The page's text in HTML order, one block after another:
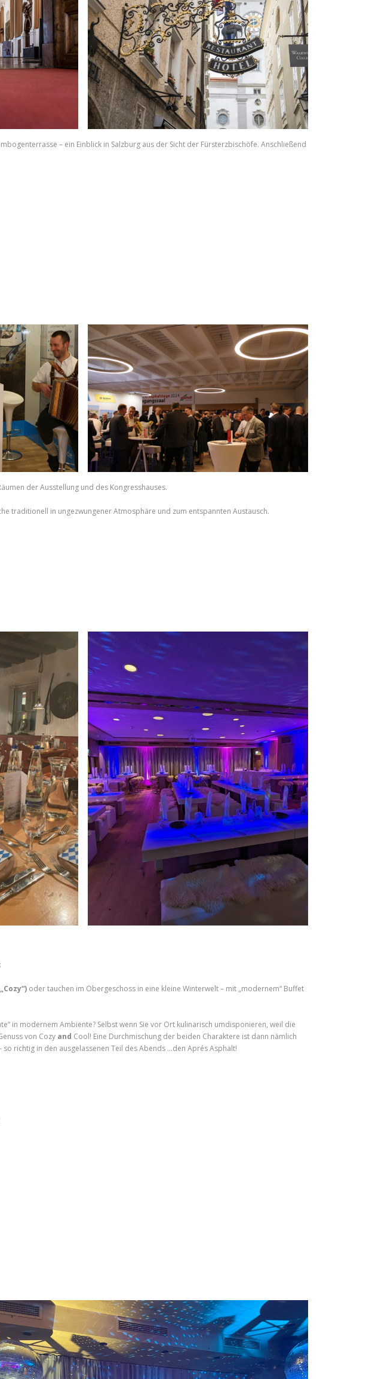
– ein Einblick in Salzburg aus der Sicht der Fürsterzbischöfe. Anschließend
der Ausstellung und des Kongresshauses.
traditionell in ungezwungener Atmosphäre und zum entspannten Austausch.
oder tauchen im Obergeschoss in eine kleine Winterwelt – mit „modernem“ Buffet
in modernem Ambiente? Selbst wenn Sie vor Ort kulinarisch umdisponieren, weil die
von Cozy and Cool! Eine Durchmischung der beiden Charaktere ist dann nämlich
richtig in den ausgelassenen Teil des Abends …den Aprés Asphalt!